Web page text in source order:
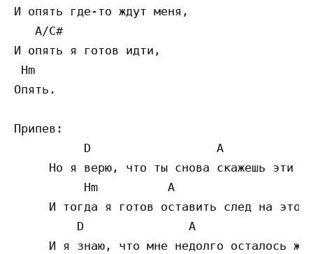
И опять где-то ждут меня,
   A/C#
И опять я готов идти,
Hm
Опять.
Припев:
          D                  A
Но я верю, что ты снова скажешь эти
Hm          A
И тогда я готов оставить след на этом
         D               A
И я знаю, что мне недолго осталось